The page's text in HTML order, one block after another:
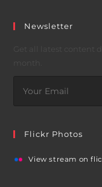
Newsletter
Flickr Photos
View stream on